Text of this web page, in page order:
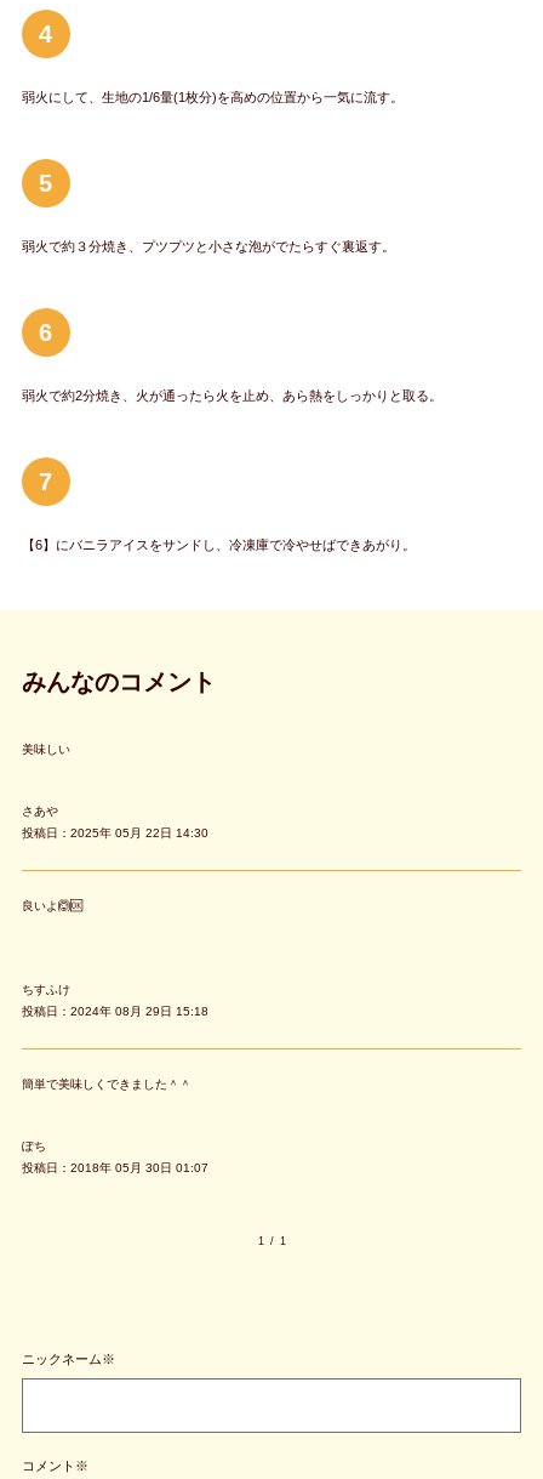
4
弱火にして、生地の1/6量(1枚分)を高めの位置から一気に流す。
5
弱火で約３分焼き、プツプツと小さな泡がでたらすぐ裏返す。
6
弱火で約2分焼き、火が通ったら火を止め、あら熱をしっかりと取る。
7
【6】にバニラアイスをサンドし、冷凍庫で冷やせばできあがり。
みんなのコメント
美味しい
さあや
投稿日：2025年 05月 22日 14:30
良いよ🙆🆗
ちすふけ
投稿日：2024年 08月 29日 15:18
簡単で美味しくできました＾＾
ぽち
投稿日：2018年 05月 30日 01:07
1 / 1
ニックネーム※
コメント※